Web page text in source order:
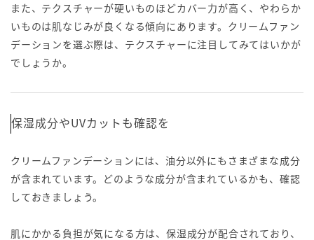
また、テクスチャーが硬いものほどカバー力が高く、やわらか
いものは肌なじみが良くなる傾向にあります。クリームファン
デーションを選ぶ際は、テクスチャーに注目してみてはいかが
でしょうか。
保湿成分やUVカットも確認を
クリームファンデーションには、油分以外にもさまざまな成分
が含まれています。どのような成分が含まれているかも、確認
しておきましょう。
肌にかかる負担が気になる方は、保湿成分が配合されており、